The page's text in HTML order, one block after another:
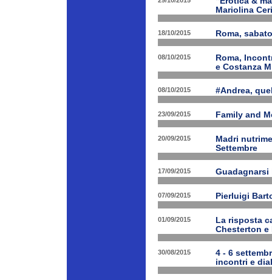
Mariolina
18/10/2015 Roma,
08/10/2015
Roma,
e Costanza
08/10/2015 #Andrea,
23/09/2015 Family and
20/09/2015
Madri
Settembre
17/09/2015
07/09/2015 Pierluigi
01/09/2015
La risposta
Chesterton e
30/08/2015
4 - 6
incontri e